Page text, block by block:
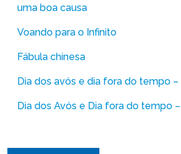
uma boa causa
Voando para o Infinito
Fábula chinesa
Dia dos avós e dia fora do tempo –
Dia dos Avós e Dia fora do tempo –